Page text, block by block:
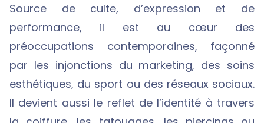
Source de culte, d’expression et de
performance, il est au cœur des
préoccupations contemporaines, façonné
par les injonctions du marketing, des soins
esthétiques, du sport ou des réseaux sociaux.
Il devient aussi le reflet de l’identité à travers